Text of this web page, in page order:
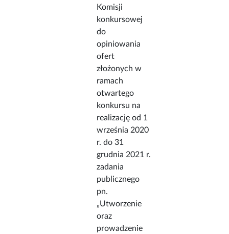
Komisji
konkursowej
do
opiniowania
ofert
złożonych w
ramach
otwartego
konkursu na
realizację od 1
września 2020
r. do 31
grudnia 2021 r.
zadania
publicznego
pn.
„Utworzenie
oraz
prowadzenie